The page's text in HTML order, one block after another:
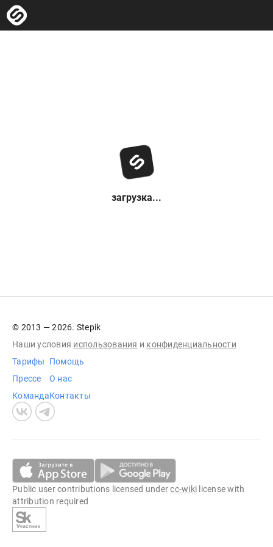
загрузка...
© 2013 — 2026. Stepik
Наши условия использования и конфиденциальности
Тарифы
Прессе
Команда
Помощь
О нас
Контакты
Public user contributions licensed undercc-wiki license with
attribution required